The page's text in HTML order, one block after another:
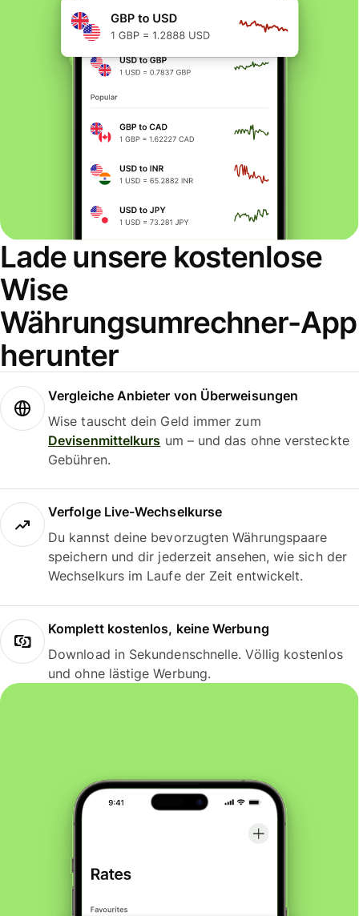
Lade unsere kostenlose
Wise
Währungsumrechner-App
herunter
Vergleiche Anbieter von Überweisungen
Wise tauscht dein Geld immer zum
Devisenmittelkurs um – und das ohne versteckte
Gebühren.
Verfolge Live-Wechselkurse
Du kannst deine bevorzugten Währungspaare
speichern und dir jederzeit ansehen, wie sich der
Wechselkurs im Laufe der Zeit entwickelt.
Komplett kostenlos, keine Werbung
Download in Sekundenschnelle. Völlig kostenlos
und ohne lästige Werbung.